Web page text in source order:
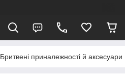
Бритвені приналежності й аксесуари